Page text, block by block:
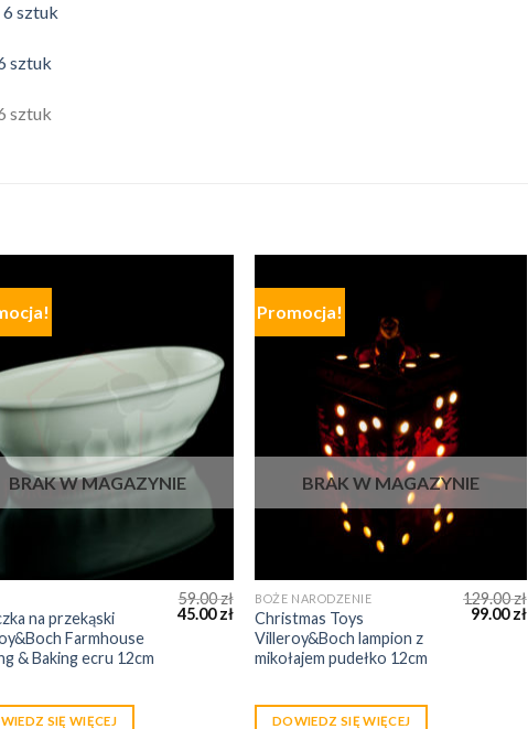
sztuk
sztuk
sztuk
BRAK W MAGAZYNIE
na przekąski
Farmhouse
& Baking ecru 12cm
59.00zł
45.00zł
SIĘ WIĘCEJ
Promocja!
BRAK W MAGAZYNIE
BOŻE NARODZENIE
Christmas Toys
Villeroy&Boch lampion z
mikołajem pudełko 12cm
129.00zł
99.00zł
DOWIEDZ SIĘ WIĘCEJ